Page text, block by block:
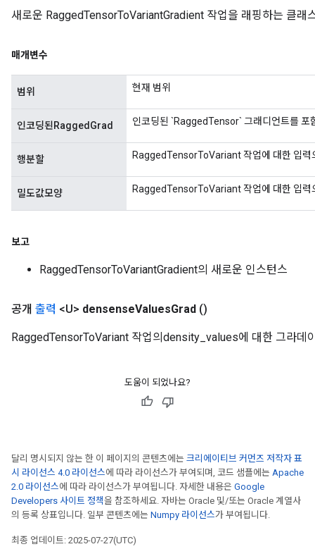
새로운 RaggedTensorToVariantGradient 작업을 래핑하는 클래
매개변수
범위 현재 범위
인코딩된RaggedGrad 인코딩된 `RaggedTensor` 그래디언트를 포
행분할 RaggedTensorToVariant 작업에 대한 입력
밀도값모양 RaggedTensorToVariant 작업에 대한 입
보고
RaggedTensorToVariantGradient의 새로운 인스턴스
공개 출력 <U> densenseValuesGrad ()
RaggedTensorToVariant 작업의density_values에 대한 그라데
도움이 되었나요?
달리 명시되지 않는 한 이 페이지의 콘텐츠에는 크리에이티브 커먼즈 저작자 표
시 라이선스 4.0 라이선스에 따라 라이선스가 부여되며, 코드 샘플에는 Apache
2.0 라이선스에 따라 라이선스가 부여됩니다. 자세한 내용은 Google
Developers 사이트 정책을 참조하세요. 자바는 Oracle 및/또는 Oracle 계열사
의 등록 상표입니다. 일부 콘텐츠에는 Numpy 라이선스가 부여됩니다.
최종 업데이트: 2025-07-27(UTC)